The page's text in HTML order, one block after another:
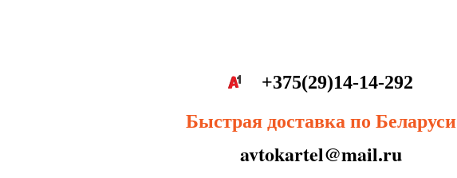
+375(29)14-14-292
Быстрая доставка по Беларуси
avtokartel@mail.ru